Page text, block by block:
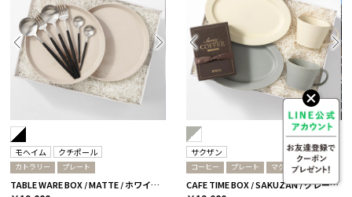
モヘイム クチポール
カトラリー プレート
TABLE WARE BOX / MATTE / ホワイト&ブラックシルバー
サクザン
コーヒー プレート マグカップ
CAFE TIME BOX / SAKUZAN / グレー＆ホワイト